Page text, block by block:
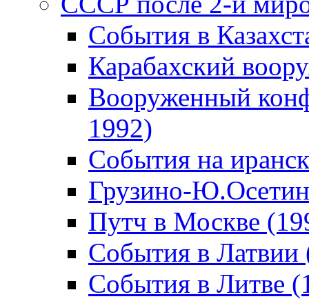
События в
Карабахский
Вооруженный
1992)
События на
Грузино-
Путч в Москве
События в Латвии
События в Литве